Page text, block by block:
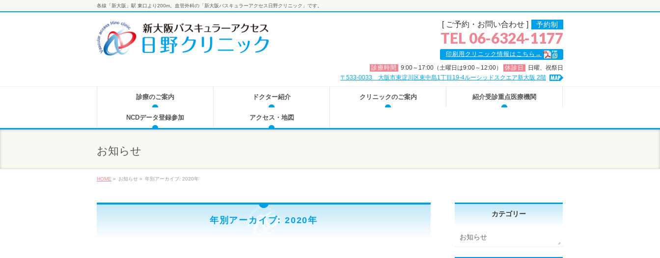
各線「新大阪」駅 東口より200m。血管外科の「新大阪バスキュラーアクセス日野クリニック」です。
[ ご予約・お問い合わせ ] 予約制
TEL 06-6324-1177
印刷用クリニック情報はこちら→
診療時間
9:00～17:00（土曜日は9:00～12:00） 休診日
日曜、祝祭日
〒533-0033 大阪市東淀川区東中島1丁目19-4ルーシッドスクエア新大阪 2階
診療のご案内 ドクター紹介 クリニックのご案内 紹介受診重点医療機関
NCDデータ登録参加 アクセス・地図
お知らせ
HOME » お知らせ » 年別アーカイブ: 2020年
年別アーカイブ: 2020年
カテゴリー
お知らせ